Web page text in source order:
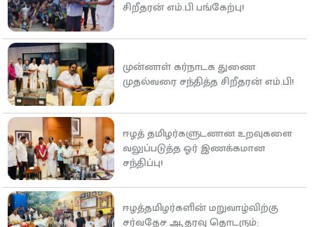
சிறீதரன் எம்.பி பங்கேற்பு!
முன்னாள் கர்நாடக துணை
முதல்வரை சந்தித்த சிறீதரன் எம்.பி!
ஈழத் தமிழர்களுடனான உறவுகளை
வலுப்படுத்த ஓர் இணக்கமான
சந்திப்பு!
ஈழத்தமிழர்களின் மறுவாழ்விற்கு
சர்வதேச ஆதரவு தொடரும்: